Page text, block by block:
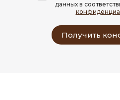
данных в
Получить